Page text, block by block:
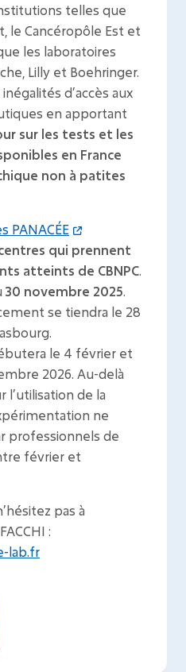
telles que
le Cancéropôle Est et
les laboratoires
Lilly et Boehringer.
d’accès aux
en apportant
sur les tests et les
en France
non à patites
PANACÉE
qui prennent
atteints de CBNPC.
30 novembre 2025.
se tiendra le 28
le 4 février et
2026. Au-delà
de la
ne
professionnels de
février et
pas à
:
lab.fr